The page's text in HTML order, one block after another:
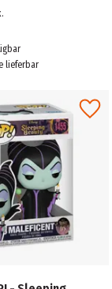
lieferbar